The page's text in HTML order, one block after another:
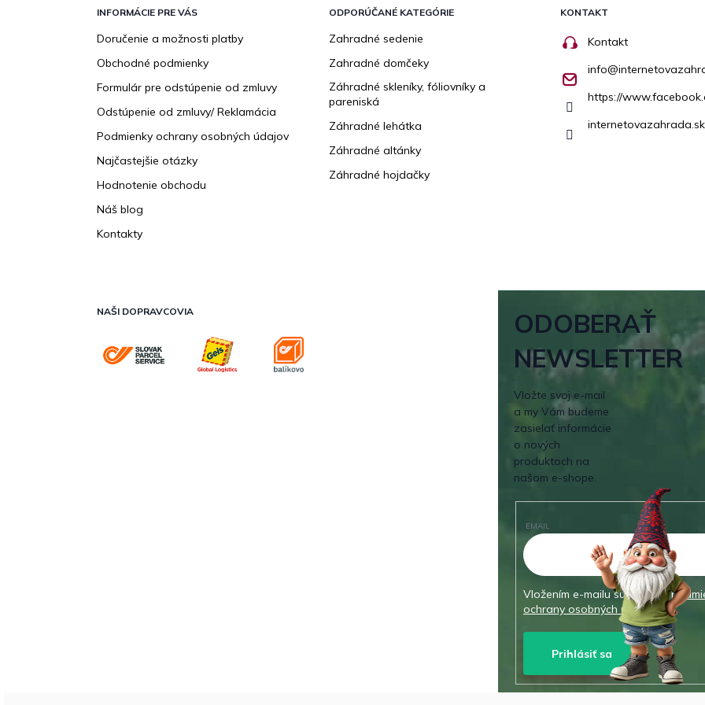
INFORMÁCIE PRE VÁS
Doručenie a možnosti platby
Obchodné podmienky
Formulár pre odstúpenie od zmluvy
Odstúpenie od zmluvy/ Reklamácia
Podmienky ochrany osobných údajov
Najčastejšie otázky
Hodnotenie obchodu
Náš blog
Kontakty
ODPORÚČANÉ KATEGÓRIE
Zahradné sedenie
Zahradné domčeky
Záhradné skleníky, fóliovníky a
pareniská
Záhradné lehátka
Záhradné altánky
Záhradné hojdačky
KONTAKT
Kontakt
info@
https://
internetovazahrada.sk
NAŠI DOPRAVCOVIA
ODOBERAŤ
NEWSLETTER
Vložte svoj e-mail
a my Vám budeme
zasielať informácie
o nových
produktoch na
našom e-shope.
EMAIL
Vložením e-mailu súhlasíte s
ochrany osobných údajov
Prihlásiť sa